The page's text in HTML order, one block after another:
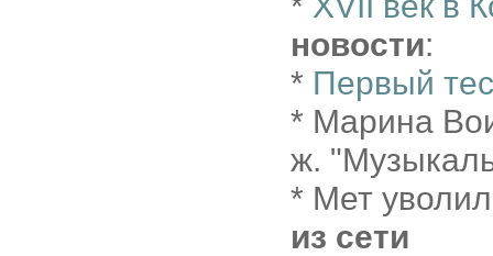
новости:
* Первый
* Марина
ж.
* Мет
из сети